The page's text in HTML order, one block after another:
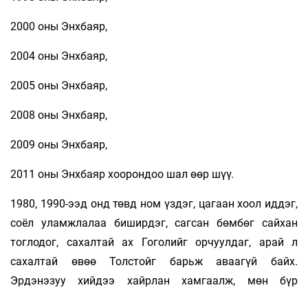
2000 оны Энхбаяр,
2004 оны Энхбаяр,
2005 оны Энхбаяр,
2008 оны Энхбаяр,
2009 оны Энхбаяр,
2011 оны Энхбаяр хоорондоо шал өөр шүү.
1980, 1990-ээд онд төвд ном үздэг, цагаан хоол иддэг,
соёл уламжлалаа биширдэг, сагсан бөмбөг сайхан
тоглодог, сахалтай ах Гоголийг орчуулдаг, арай л
сахалтай өвөө Толстойг барьж аваагүй байх.
Эрдэнэзуу хийдээ хайрлан хамгаалж, мөн бүр